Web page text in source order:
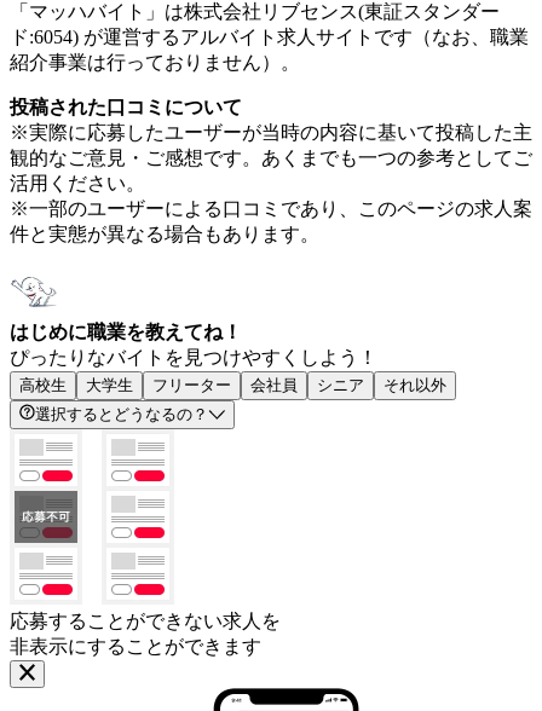
「マッハバイト」は株式会社リブセンス(東証スタンダー
ド:6054) が運営するアルバイト求人サイトです（なお、職業
紹介事業は行っておりません）。
投稿された口コミについて
※実際に応募したユーザーが当時の内容に基いて投稿した主
観的なご意見・ご感想です。あくまでも一つの参考としてご
活用ください。
※一部のユーザーによる口コミであり、このページの求人案
件と実態が異なる場合もあります。
はじめに職業を教えてね！
ぴったりなバイトを見つけやすくしよう！
高校生 大学生 フリーター 会社員 シニア
それ以外
選択するとどうなるの？
応募することができない求人を
非表示にすることができます